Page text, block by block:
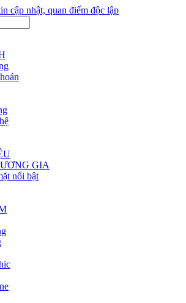
cập nhật, quan điểm độc lập
GIA
nổi bật